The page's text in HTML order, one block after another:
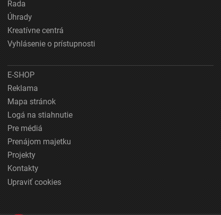
Rada
Úhrady
Kreatívne centrá
Vyhlásenie o prístupnosti
E-SHOP
Reklama
Mapa stránok
Logá na stiahnutie
Pre médiá
Prenájom majetku
Projekty
Kontakty
Upraviť cookies